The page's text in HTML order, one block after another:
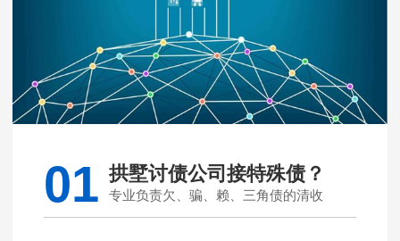
01 拱墅讨债公司接特殊债？
专业负责欠、骗、赖、三角债的清收